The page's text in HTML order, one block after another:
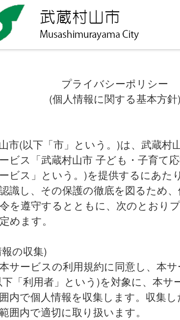
プライバシーポリシー
(個人情報に関する基本方針)
市(以下「市」という。)は、武蔵村
ビス「武蔵村山市 子ども・子育て
ービス」という。)を提供するにあた
識し、その保護の徹底を図るため
を遵守するとともに、次のとおり
めます。
の収集)
サービスの利用規約に同意し、本
「利用者」という)を対象に、本サ
内で個人情報を収集します。収集
囲内で適切に取り扱います。